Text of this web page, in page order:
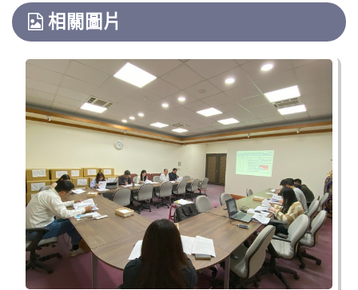
第13號颱風及其外圍環流影響，易有短延時強
降雨，今(8日)晚至明(9)日新竹縣山區、苗栗縣
山區有局部豪雨或大豪雨，北海岸、臺北市山
區、新北市山區、桃園市山區、臺中市...
降雨
2026-08-08, 17:05│中央氣象署
第13號颱風及其外圍環流影響，易有短延時強
降雨，今(8日)晚至明(9)日新竹縣山區、苗栗縣
山區有局部豪雨或大豪雨，北海岸、臺北市山
區、新北市山區、桃園市山區、臺中市...
道路封閉
2026-08-08, 18:00│交通部公路局
桃園市 復興區 台7線 47K+100~60K+396。受
損狀況/管制原因: 預警性封閉。
水門資訊
2026-08-08, 17:00│新北市政府
颱風來襲，預計於 115 年 8 月 8 日 17 時整執
行市轄橫移門、越堤道及堤外便道只出不進管
相關圖片